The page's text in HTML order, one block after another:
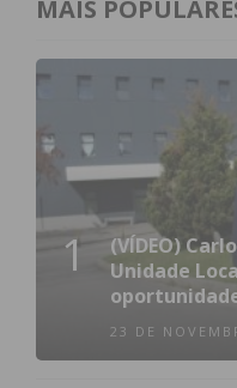
MAIS
1
(VÍDEO)
Unidade
23 DE